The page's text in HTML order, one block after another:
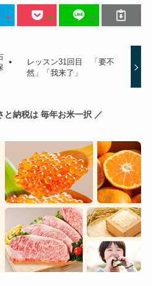
レッスン31回目 「要不
然」「我来了」
と納税は 毎年お米一択 ／